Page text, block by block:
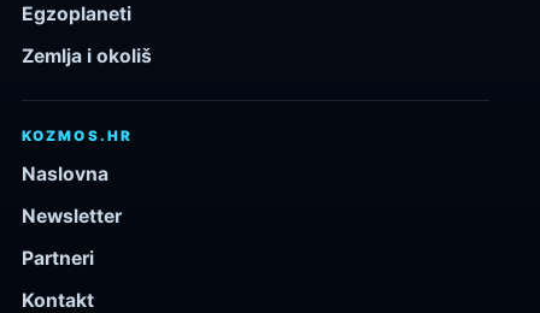
Egzoplaneti
Zemlja i okoliš
KOZMOS.HR
Naslovna
Newsletter
Partneri
Kontakt